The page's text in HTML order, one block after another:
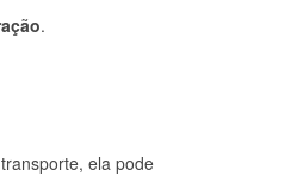
.
ela pode